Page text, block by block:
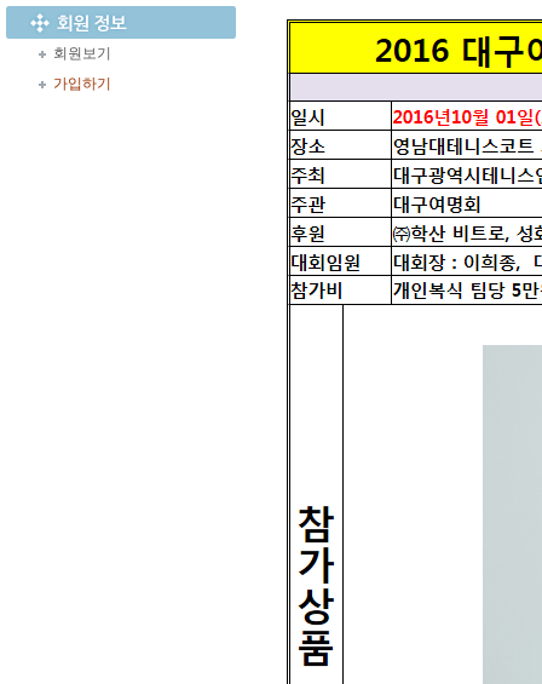
회원보기
가입하기